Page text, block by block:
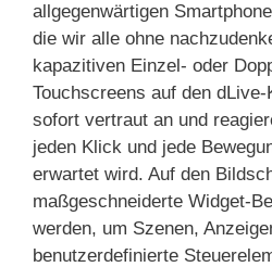
allgegenwärtigen
die wir alle ohne
kapazitiven Einzel- oder
Touchscreens auf den
sofort vertraut an und
jeden Klick und jede
erwartet wird. Auf den
maßgeschneiderte Widget-
werden, um Szenen,
benutzerdefinierte